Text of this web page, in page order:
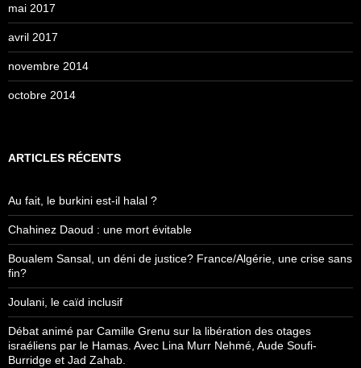
mai 2017
avril 2017
novembre 2014
octobre 2014
ARTICLES RÉCENTS
Au fait, le burkini est-il halal ?
Chahinez Daoud : une mort évitable
Boualem Sansal, un déni de justice? France/Algérie, une crise sans
fin?
Joulani, le caïd inclusif
Débat animé par Camille Grenu sur la libération des otages
israéliens par le Hamas. Avec Lina Murr Nehmé, Aude Soufi-
Burridge et Jad Zahab.